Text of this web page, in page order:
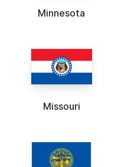
Minnesota
Missouri